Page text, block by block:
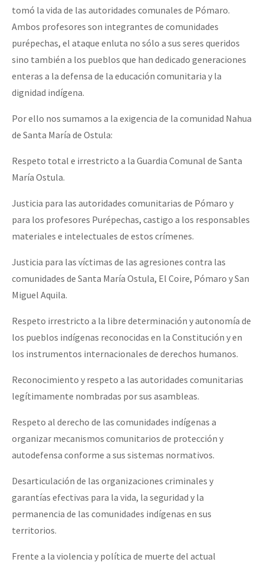
tomó la vida de las autoridades comunales de Pómaro.
Ambos profesores son integrantes de comunidades
purépechas, el ataque enluta no sólo a sus seres queridos
sino también a los pueblos que han dedicado generaciones
enteras a la defensa de la educación comunitaria y la
dignidad indígena.
Por ello nos sumamos a la exigencia de la comunidad Nahua
de Santa María de Ostula:
Respeto total e irrestricto a la Guardia Comunal de Santa
María Ostula.
Justicia para las autoridades comunitarias de Pómaro y
para los profesores Purépechas, castigo a los responsables
materiales e intelectuales de estos crímenes.
Justicia para las víctimas de las agresiones contra las
comunidades de Santa María Ostula, El Coire, Pómaro y San
Miguel Aquila.
Respeto irrestricto a la libre determinación y autonomía de
los pueblos indígenas reconocidas en la Constitución y en
los instrumentos internacionales de derechos humanos.
Reconocimiento y respeto a las autoridades comunitarias
legítimamente nombradas por sus asambleas.
Respeto al derecho de las comunidades indígenas a
organizar mecanismos comunitarios de protección y
autodefensa conforme a sus sistemas normativos.
Desarticulación de las organizaciones criminales y
garantías efectivas para la vida, la seguridad y la
permanencia de las comunidades indígenas en sus
territorios.
Frente a la violencia y política de muerte del actual